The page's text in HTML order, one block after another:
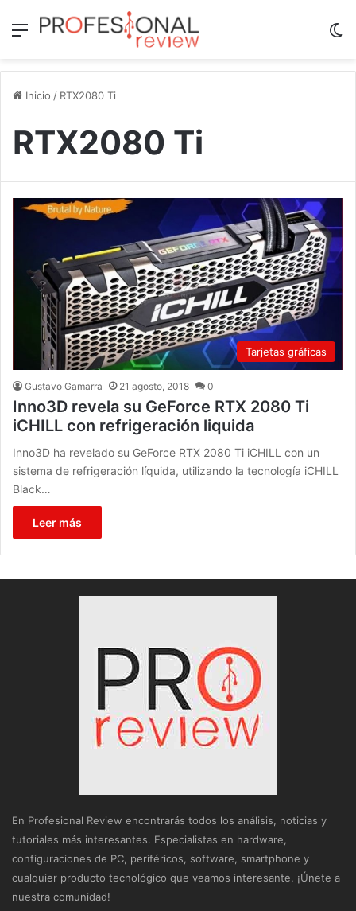
Menú
Inicio / RTX2080 Ti
RTX2080 Ti
Tarjetas gráficas
Gustavo Gamarra 21 agosto, 2018 0
Inno3D revela su GeForce RTX 2080 Ti
iCHILL con refrigeración liquida
Inno3D ha revelado su GeForce RTX 2080 Ti iCHILL con un
sistema de refrigeración líquida, utilizando la tecnología iCHILL
Black…
Leer más
En Profesional Review encontrarás todos los análisis, noticias y
tutoriales más interesantes. Especialistas en hardware,
configuraciones de PC, periféricos, software, smartphone y
cualquier producto tecnológico que veamos interesante. ¡Únete a
nuestra comunidad!